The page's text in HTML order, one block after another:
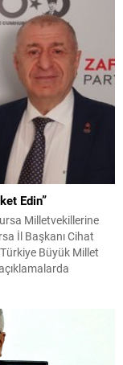
Edin”
Milletvekillerine
İl Başkanı Cihat
Büyük Millet
tanıdığına
Gazi, ortaya...